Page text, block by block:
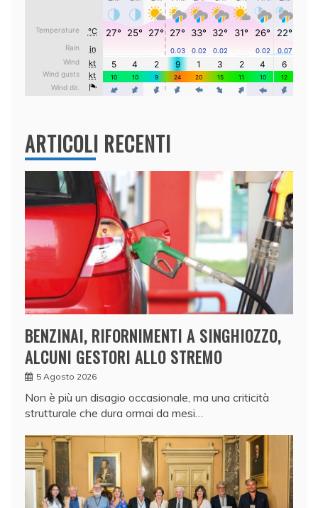
ARTICOLI RECENTI
BENZINAI, RIFORNIMENTI A SINGHIOZZO,
ALCUNI GESTORI ALLO STREMO
5 Agosto 2026
Non è più un disagio occasionale, ma una criticità
strutturale che dura ormai da mesi…